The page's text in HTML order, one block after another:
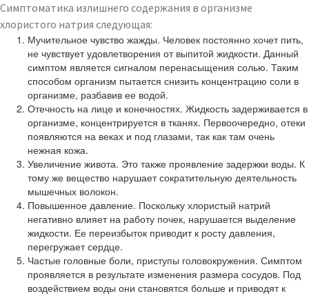
Симптоматика излишнего содержания в организме
хлористого натрия следующая:
Мучительное чувство жажды. Человек постоянно хочет пить,
не чувствует удовлетворения от выпитой жидкости. Данный
симптом является сигналом перенасыщения солью. Таким
способом организм пытается снизить концентрацию соли в
организме, разбавив ее водой.
Отечность на лице и конечностях. Жидкость задерживается в
организме, концентрируется в тканях. Первоочередно, отеки
появляются на веках и под глазами, так как там очень
нежная кожа.
Увеличение живота. Это также проявление задержки воды. К
тому же вещество нарушает сократительную деятельность
мышечных волокон.
Повышенное давление. Поскольку хлористый натрий
негативно влияет на работу почек, нарушается выделение
жидкости. Ее переизбыток приводит к росту давления,
перегружает сердце.
Частые головные боли, приступы головокружения. Симптом
проявляется в результате изменения размера сосудов. Под
воздействием воды они становятся больше и приводят к